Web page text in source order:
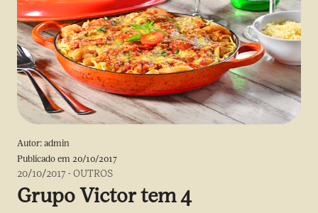
Autor: admin
Publicado em 20/10/2017
20/10/2017 -OUTROS
Grupo Victor tem 4